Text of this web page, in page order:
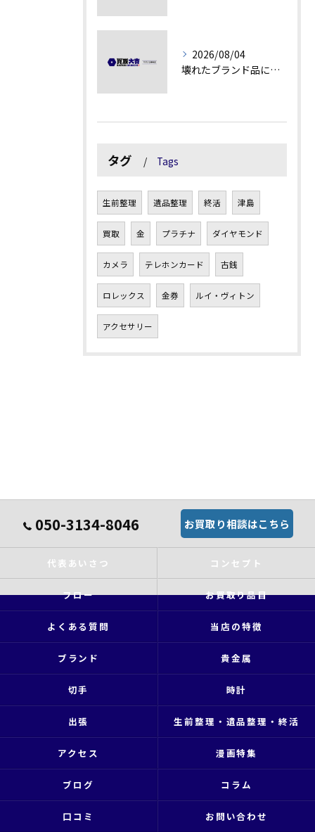
2026/08/04
壊れたブランド品にも価値がつく理由とは
タグ Tags
生前整理 遺品整理 終活 津島
買取 金 プラチナ ダイヤモンド
カメラ テレホンカード 古銭
ロレックス 金券 ルイ・ヴィトン
アクセサリー
050-3134-8046 お買取り相談はこちら
代表あいさつ コンセプト
フロー お買取り品目
よくある質問 当店の特徴
ブランド 貴金属
切手 時計
出張 生前整理・遺品整理・終活
アクセス 漫画特集
ブログ コラム
口コミ お問い合わせ